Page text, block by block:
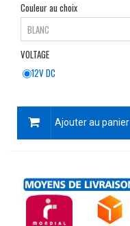
Couleur au choix
VOLTAGE
12V DC
Ajouter au panier